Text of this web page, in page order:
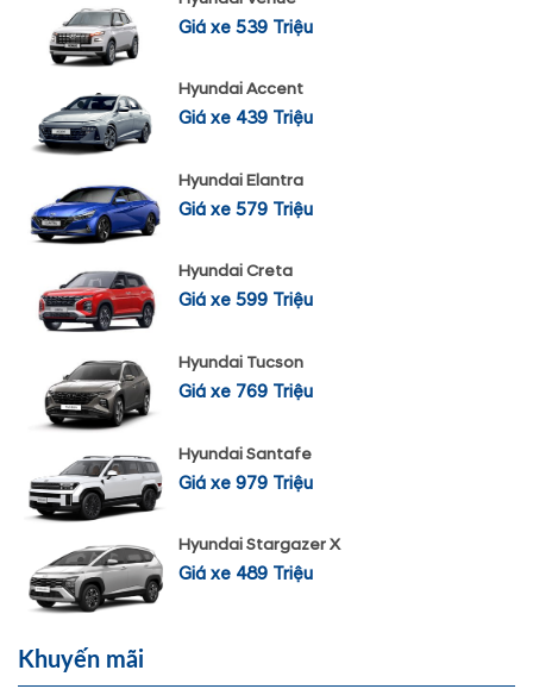
Giá xe 539 Triệu
Hyundai Accent
Giá xe 439 Triệu
Hyundai Elantra
Giá xe 579 Triệu
Hyundai Creta
Giá xe 599 Triệu
Hyundai Tucson
Giá xe 769 Triệu
Hyundai Santafe
Giá xe 979 Triệu
Hyundai Stargazer X
Giá xe 489 Triệu
Khuyến mãi